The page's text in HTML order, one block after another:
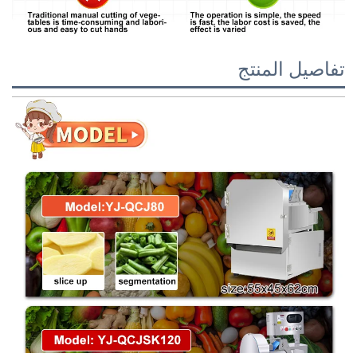
تفاصيل المنتج